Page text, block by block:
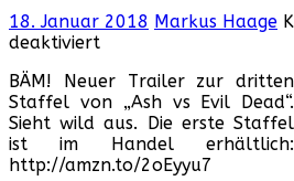
18. Januar 2018 Markus Haage
deaktiviertfür
vs
Evil
Dead“
Trailer
BÄM! Neuer Trailer zur dritten
Staffel von „Ash vs Evil Dead“.
Sieht wild aus. Die erste Staffel
ist im Handel erhältlich:
http://amzn.to/2oEyyu7